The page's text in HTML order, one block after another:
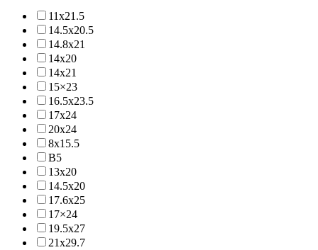
11x21.5
14.5x20.5
14.8x21
14x20
14x21
15×23
16.5x23.5
17x24
20x24
8x15.5
B5
13x20
14.5x20
17.6x25
17×24
19.5x27
21x29.7